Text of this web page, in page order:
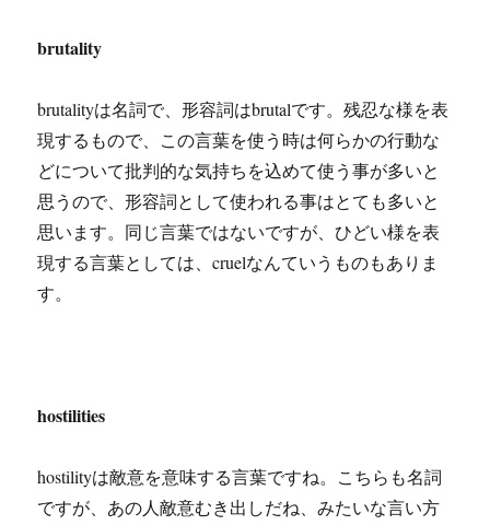
brutality
brutalityは名詞で、形容詞はbrutalです。残忍な様を表
現するもので、この言葉を使う時は何らかの行動な
どについて批判的な気持ちを込めて使う事が多いと
思うので、形容詞として使われる事はとても多いと
思います。同じ言葉ではないですが、ひどい様を表
現する言葉としては、cruelなんていうものもありま
す。
hostilities
hostilityは敵意を意味する言葉ですね。こちらも名詞
ですが、あの人敵意むき出しだね、みたいな言い方